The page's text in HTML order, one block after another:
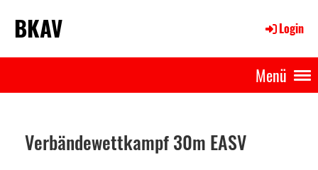
BKAV Login
Menü
Verbändewettkampf 30m EASV